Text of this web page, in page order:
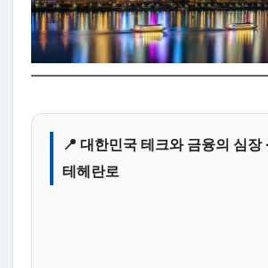
📍 대한민국 테크와 금융의 심장
테헤란로